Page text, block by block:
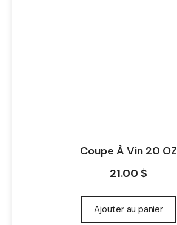
Coupe À Vin 20 OZ
21.00 $
Ajouter au panier